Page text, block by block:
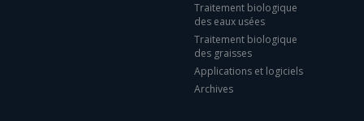
Traitement biologique
des eaux usées
Traitement biologique
des graisses
Applications et logiciels
Archives